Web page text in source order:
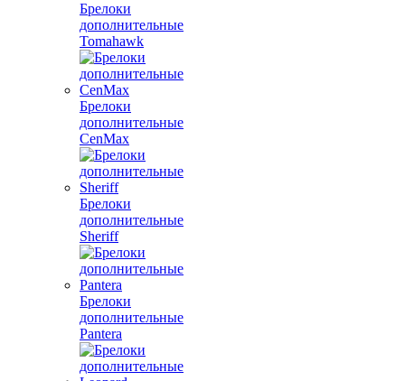
Брелоки
дополнительные
Tomahawk
Брелоки
дополнительные
CenMax
Брелоки
дополнительные
Sheriff
Брелоки
дополнительные
Pantera